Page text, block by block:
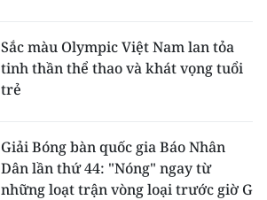
Sắc màu Olympic Việt Nam lan tỏa
tinh thần thể thao và khát vọng tuổi
trẻ
Giải Bóng bàn quốc gia Báo Nhân
Dân lần thứ 44: "Nóng" ngay từ
những loạt trận vòng loại trước giờ G